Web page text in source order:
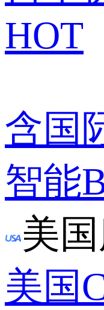
HOT
含国
智能
美
美国